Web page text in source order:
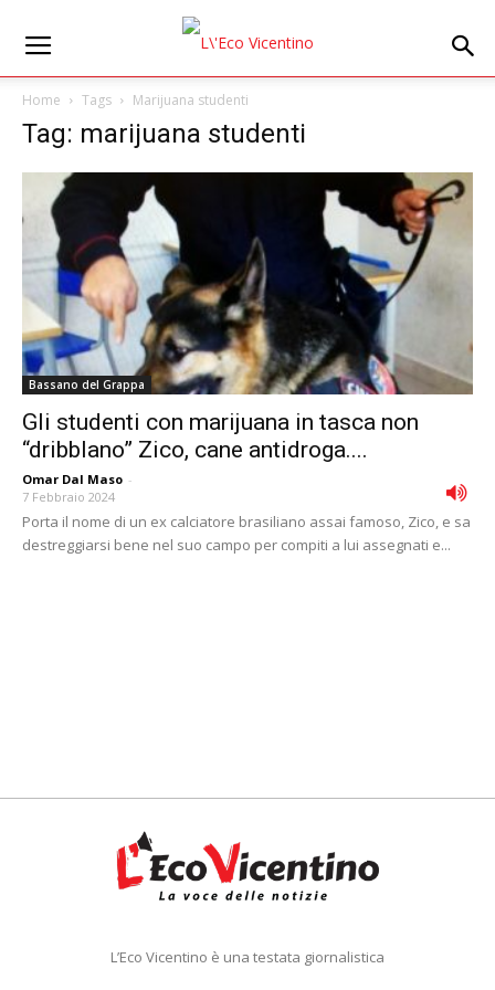
Home Tags Marijuana studenti
Tag: marijuana studenti
Bassano del Grappa
Gli studenti con marijuana in tasca non
“dribblano” Zico, cane antidroga....
Omar Dal Maso -
7 Febbraio 2024
Porta il nome di un ex calciatore brasiliano assai famoso, Zico, e sa
destreggiarsi bene nel suo campo per compiti a lui assegnati e...
L’Eco Vicentino è una testata giornalistica